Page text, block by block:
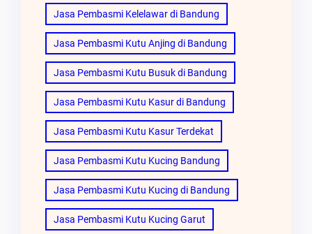
Jasa Pembasmi Kelelawar di Bandung
Jasa Pembasmi Kutu Anjing di Bandung
Jasa Pembasmi Kutu Busuk di Bandung
Jasa Pembasmi Kutu Kasur di Bandung
Jasa Pembasmi Kutu Kasur Terdekat
Jasa Pembasmi Kutu Kucing Bandung
Jasa Pembasmi Kutu Kucing di Bandung
Jasa Pembasmi Kutu Kucing Garut